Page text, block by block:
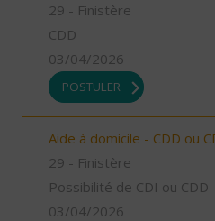
29 - Finistère
CDD
03/04/2026
POSTULER
Aide à domicile - CDD ou
29 - Finistère
Possibilité de CDI ou CDD
03/04/2026